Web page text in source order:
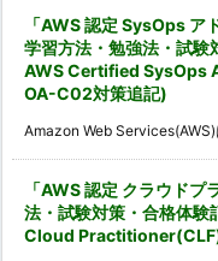
「AWS 認定 SysOps ア
学習方法・勉強法・試
AWS Certified SysOps
OA-C02対策追記)
Amazon Web
「AWS 認定 クラウド
法・試験対策・合格体
Cloud